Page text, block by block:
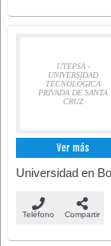
UTEPSA -
UNIVERSIDAD
TECNOLÓGICA
PRIVADA DE SANTA
CRUZ
Ver más
Universidad en
Teléfono Compartir